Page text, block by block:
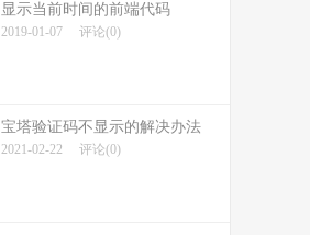
显示当前时间的前端代码
2019-01-07 评论(0)
宝塔验证码不显示的解决办法
2021-02-22 评论(0)